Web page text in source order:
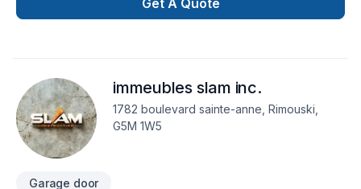
Get A Quote
immeubles slam inc.
1782 boulevard sainte-anne, Rimouski,
G5M 1W5
Garage door